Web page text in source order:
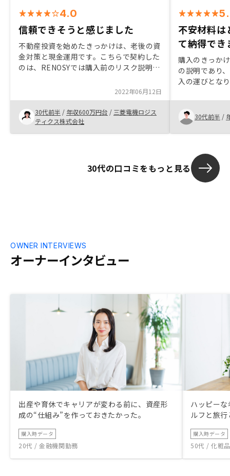
4.0
信頼できそうと感じました
不動産投資を始めたきっかけは、老後の資
金対策と現金運用です。こちらで契約した
のは、RENOSYでは購入前のリスク説明含
ポート体制もアプリ管理含め充実している
と感じているためです。管理会社への管理
費や修繕積立金も取りまとめて行っていた
だけるとより管理がシンプルとなり良い気
がします。
2022年06月12日
30代前半 / 年収600万円台 / 三菱電機ロジス
ティクス株式会社
不安材料は
て納得でき
購入のきっか
の説明であり
入の運びとな
りました。 他
選びましたが
した。
30代前半 /
30代の口コミをもっと見る
オーナーインタビュー
OWNER INTERVIEWS
出産や育休でキャリアが変わる前に、資産形
成の“仕組み”を作っておきたかった。
購入時データ
20代 / 金融機関勤務
ハッピー
ルフと旅
購入時データ
50代 / 化粧